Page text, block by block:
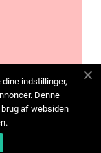
indstillinger,
Denne
af websiden